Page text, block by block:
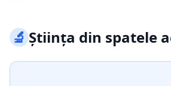
🔬Știința din spatele